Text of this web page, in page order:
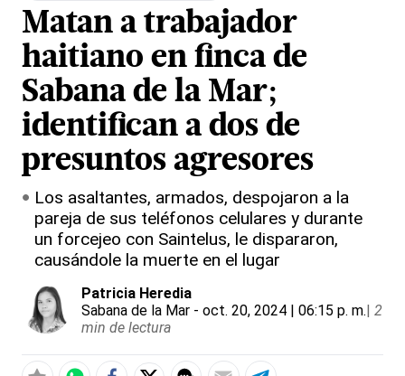
Matan a trabajador
haitiano en finca de
Sabana de la Mar;
identifican a dos de
presuntos agresores
Los asaltantes, armados, despojaron a la
pareja de sus teléfonos celulares y durante
un forcejeo con Saintelus, le dispararon,
causándole la muerte en el lugar
Patricia Heredia
Sabana de la Mar - oct. 20, 2024 | 06:15 p. m.| 2
min de lectura